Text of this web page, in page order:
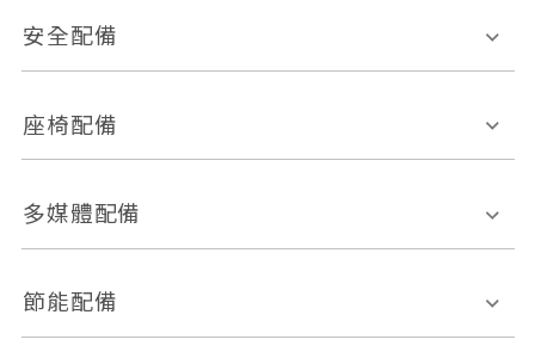
後視鏡方向指示燈
多功能方向盤
恆溫空調
安全配備
前座正面氣囊
ABS防鎖死
車道偏離警示
自動停車系統 盲點偵測系統
座椅配備
皮椅
多媒體配備
外部音源接入
節能配備